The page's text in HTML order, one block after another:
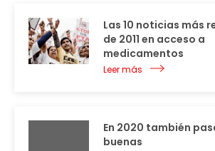
Las 10 noticias más
de 2011 en acceso a
medicamentos
Leer más
En 2020 también
buenas